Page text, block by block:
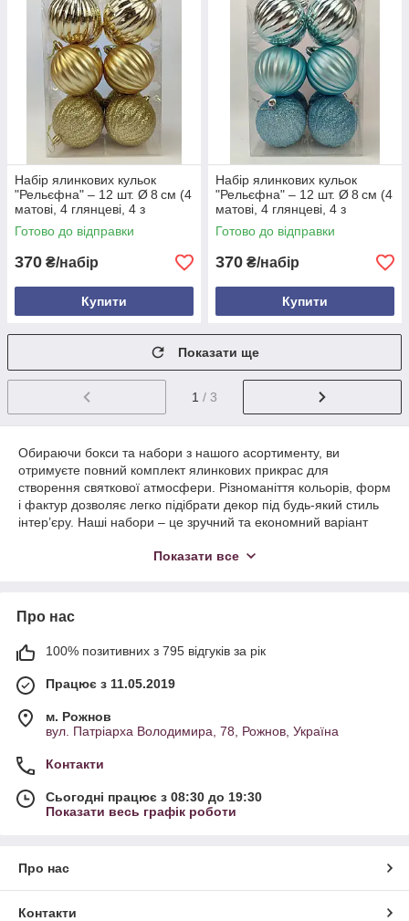
Набір ялинкових кульок
"Рельєфна" – 12 шт. Ø 8 см (4
матові, 4 глянцеві, 4 з
блискітками), пластик,
рельєф, тубус Золотий
Готово до відправки
370 ₴/набір
Купити
Набір ялинкових кульок
"Рельєфна" – 12 шт. Ø 8 см (4
матові, 4 глянцеві, 4 з
блискітками), пластик,
рельєф, тубус Бірюза
Готово до відправки
370 ₴/набір
Купити
Показати ще
1 / 3
Обираючи бокси та набори з нашого асортименту, ви
отримуєте повний комплект ялинкових прикрас для
створення святкової атмосфери. Різноманіття кольорів, форм
і фактур дозволяє легко підібрати декор під будь-який стиль
інтер’єру. Наші набори – це зручний та економний варіант
яскравий результат кожного року.
різнокольорові кулі, круглі кулі, ялинкові набори, декоративні
іграшок, ялинковий комплект, новорічні набори для ялинки,
кулі, блискучі кулі, матові кулі, новорічний стиль, різні форми
верхівками, святковий настрій, ялинкові кулі набором,
новорічні іграшки поштучно, набори різнокольорових іграшок
Показати все
Про нас
100% позитивних з 795 відгуків за рік
Працює з 11.05.2019
м. Рожнов
вул. Патріарха Володимира, 78, Рожнов, Україна
Контакти
Сьогодні працює з 08:30 до 19:30
Показати весь графік роботи
Про нас
Контакти